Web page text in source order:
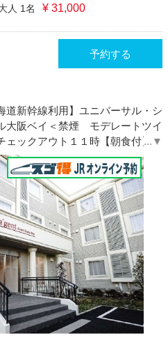
人 1名 ¥ 31,000
予約する
新幹線利用】ユニバーサル・シ
大阪ベイ＜禁煙 モデレートツイ
ェックアウト１１時【朝食付】◆